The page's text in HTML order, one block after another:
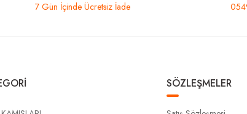
7 Gün İçinde Ücretsiz İade
SÖZLEŞMELER